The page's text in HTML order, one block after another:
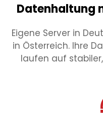
Datenhaltung
Eigene Server in
in Österreich. Ihre
laufen auf